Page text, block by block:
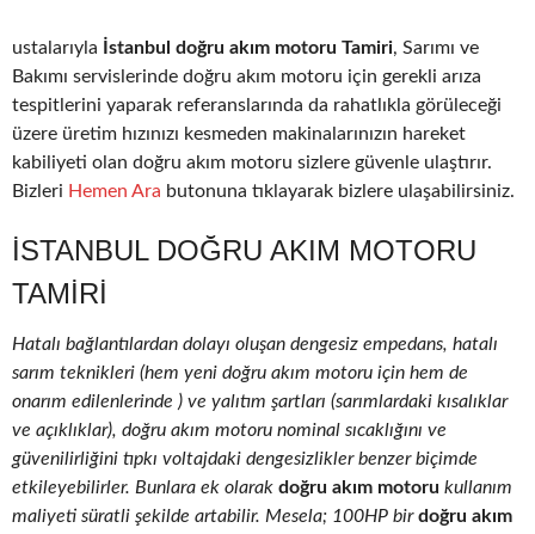
ustalarıyla İstanbul doğru akım motoru Tamiri, Sarımı ve
Bakımı servislerinde doğru akım motoru için gerekli arıza
tespitlerini yaparak referanslarında da rahatlıkla görüleceği
üzere üretim hızınızı kesmeden makinalarınızın hareket
kabiliyeti olan doğru akım motoru sizlere güvenle ulaştırır.
Bizleri Hemen Ara butonuna tıklayarak bizlere ulaşabilirsiniz.
İSTANBUL DOĞRU AKIM MOTORU
TAMIRI
Hatalı bağlantılardan dolayı oluşan dengesiz empedans, hatalı
sarım teknikleri (hem yeni doğru akım motoru için hem de
onarım edilenlerinde ) ve yalıtım şartları (sarımlardaki kısalıklar
ve açıklıklar), doğru akım motoru nominal sıcaklığını ve
güvenilirliğini tıpkı voltajdaki dengesizlikler benzer biçimde
etkileyebilirler. Bunlara ek olarak doğru akım motoru kullanım
maliyeti süratli şekilde artabilir. Mesela; 100HP birdoğru akım